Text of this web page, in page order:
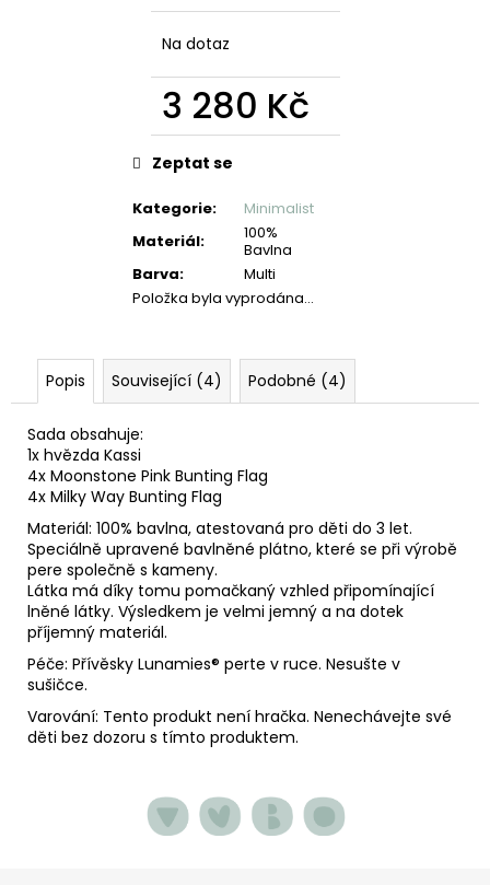
Na dotaz
3 280 Kč
Měrná
cena:
Kategorie:
Minimalist
Materiál:
100%
Bavlna
Barva:
Multi
Položka byla vyprodána…
Zeptat se
Popis Související (4) Podobné (4)
Sada obsahuje:
1x hvězda Kassi
4x Moonstone Pink Bunting Flag
4x Milky Way Bunting Flag
Materiál: 100% bavlna, atestovaná pro děti do 3 let.
Speciálně upravené bavlněné plátno, které se při výrobě
pere společně s kameny.
Látka má díky tomu pomačkaný vzhled připomínající
lněné látky. Výsledkem je velmi jemný a na dotek
příjemný materiál.
Péče: Přívěsky Lunamies® perte v ruce. Nesušte v
sušičce.
Varování: Tento produkt není hračka. Nenechávejte své
děti bez dozoru s tímto produktem.